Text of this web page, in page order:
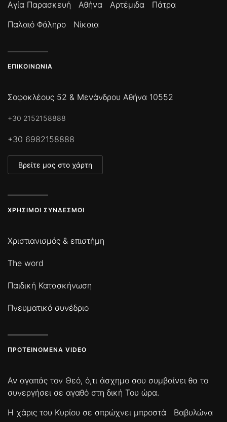
Αγία Παρασκευή
Αθήνα Αρτέμιδα
Πάτρα
Παλαιό Φάληρο
Νίκαια
ΕΠΙΚΟΙΝΩΝΊΑ
Σοφοκλέους 52 & Μενάνδρου Αθήνα 10552
+30 2152158888
+30 6982158888
Βρείτε μας στο χάρτη
ΧΡΉΣΙΜΟΙ ΣΎΝΔΕΣΜΟΙ
Χριστιανισμός & επιστήμη
The word
Παιδική Κατασκήνωση
Πνευματικό συνέδριο
ΠΡΟΤΕΙΝΌΜΕΝΑ VIDEO
Αν αγαπάς τον Θεό, ό,τι άσχημο σου συμβαίνει θα το
συνεργήσει σε αγαθό στη δική Του ώρα.
Η χάρις του Κυρίου σε σπρώχνει μπροστά
Βαβυλώνα